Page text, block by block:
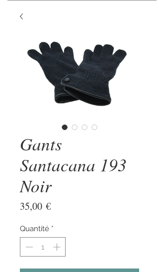
Gants
Santacana 193
Noir
35,00 €Prix
Quantité *